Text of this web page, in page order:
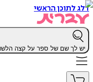
דלג לתוכן הראשי
יש לך שם של ספר על קצה